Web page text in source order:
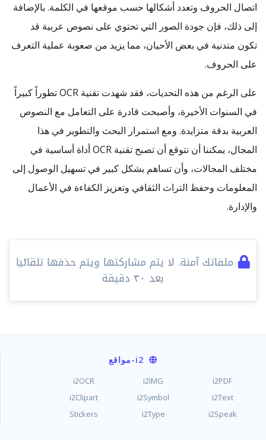
اتصال الحروف وتعدد أشكالها حسب موقعها في الكلمة. بالإضافة
إلى ذلك، فإن جودة الصور التي تحتوي على نصوص عربية قد
تكون متدنية في بعض الأحيان، مما يزيد من صعوبة عملية التعرف
على الحروف.
على الرغم من هذه التحديات، فقد شهدت تقنية OCR تطوراً كبيراً
في السنوات الأخيرة، وأصبحت قادرة على التعامل مع النصوص
العربية بدقة متزايدة. ومع استمرار البحث والتطوير في هذا
المجال، يمكننا أن نتوقع أن تصبح تقنية OCR أداة أساسية في
مختلف المجالات، وأن تساهم بشكل كبير في تسهيل الوصول إلى
المعلومات وحفظ التراث الثقافي وتعزيز الكفاءة في الأعمال
والإدارة.
ملفاتك آمنة. لا يتم مشاركتها ويتم حذفها تلقائيا
بعد ٣٠ دقيقة
i2-مواقع
i2PDF
i2IMG
i2OCR
i2Text
i2Symbol
i2Clipart
i2Speak
i2Type
Stickers